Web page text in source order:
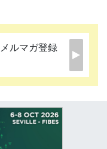
ルマガ登録